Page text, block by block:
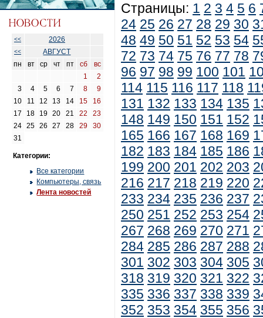
<< 2026
<<
АВГУСТ
пн
вт ср чт пт сб
вс
1
2
3
4 5 6 7 8
9
10
11 12 13 14 15
16
17
18 19 20 21 22
23
24
25 26 27 28 29
30
31
Категории:
Все категории
Компьютеры, связь
Лента новостей
Страницы: 1 2 3 4 5 6
24 25 26 27 28 29 30
48 49 50 51 52 53 54
72 73 74 75 76 77 78
96 97 98 99 100 101
114 115 116 117 118
131 132 133 134 135
148 149 150 151 152
165 166 167 168 169
182 183 184 185 186
199 200 201 202 203
216 217 218 219 220
233 234 235 236 237
250 251 252 253 254
267 268 269 270 271
284 285 286 287 288
301 302 303 304 305
318 319 320 321 322
335 336 337 338 339
352 353 354 355 356